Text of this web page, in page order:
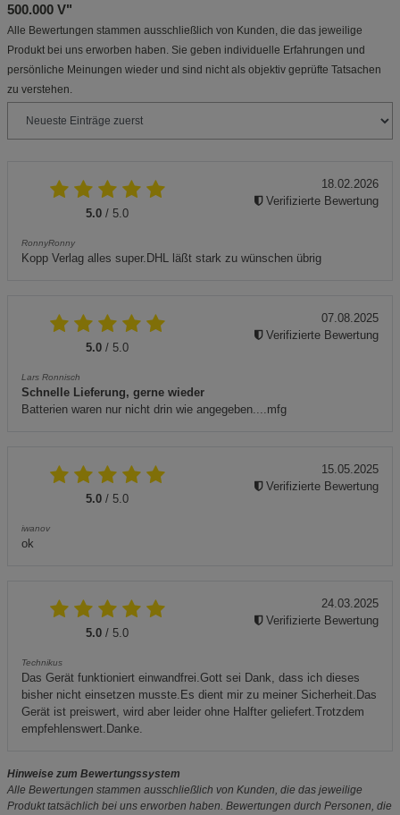
500.000 V"
Alle Bewertungen stammen ausschließlich von Kunden, die das jeweilige
Produkt bei uns erworben haben. Sie geben individuelle Erfahrungen und
persönliche Meinungen wieder und sind nicht als objektiv geprüfte Tatsachen
zu verstehen.
5.0 / 5.0
RonnyRonny
Kopp Verlag alles super.DHL läßt stark zu wünschen übrig
18.02.2026
Verifizierte Bewertung
5.0 / 5.0
Lars Ronnisch
Schnelle Lieferung, gerne wieder
Batterien waren nur nicht drin wie angegeben....mfg
07.08.2025
Verifizierte Bewertung
5.0 / 5.0
iwanov
ok
15.05.2025
Verifizierte Bewertung
5.0 / 5.0
Technikus
Das Gerät funktioniert einwandfrei.Gott sei Dank, dass ich dieses
bisher nicht einsetzen musste.Es dient mir zu meiner Sicherheit.Das
Gerät ist preiswert, wird aber leider ohne Halfter geliefert.Trotzdem
empfehlenswert.Danke.
24.03.2025
Verifizierte Bewertung
Hinweise zum Bewertungssystem
Alle Bewertungen stammen ausschließlich von Kunden, die das jeweilige
Produkt tatsächlich bei uns erworben haben. Bewertungen durch Personen, die